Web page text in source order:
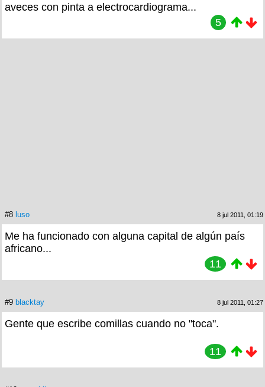
aveces con pinta a electrocardiograma...
5
#8 luso 8 jul 2011, 01:19
Me ha funcionado con alguna capital de algún país
africano...
11
#9 blacktay 8 jul 2011, 01:27
Gente que escribe comillas cuando no "toca".
11